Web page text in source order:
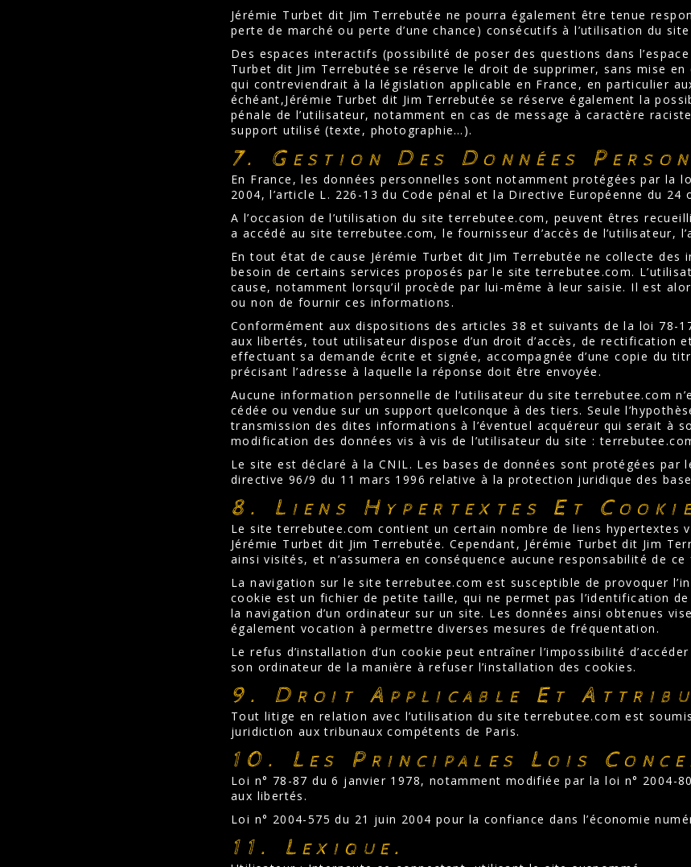
Jérémie Turbet dit Jim Terrebutée ne pourra également être tenue
perte de marché ou perte d’une chance) consécutifs à l’utilisation du
Des espaces interactifs (possibilité de poser des questions dans
Turbet dit Jim Terrebutée se réserve le droit de supprimer, sans mise
qui contreviendrait à la législation applicable en France, en particulier
échéant,Jérémie Turbet dit Jim Terrebutée se réserve également la
pénale de l’utilisateur, notamment en cas de message à caractère
support utilisé (texte, photographie…).
7. Gestion Des Données
En France, les données personnelles sont notamment protégées par la
2004, l’article L. 226-13 du Code pénal et la Directive Européenne du 24
A l’occasion de l’utilisation du site terrebutee.com, peuvent êtres
a accédé au site terrebutee.com, le fournisseur d’accès de l’utilisateur,
En tout état de cause Jérémie Turbet dit Jim Terrebutée ne collecte
besoin de certains services proposés par le site terrebutee.com.
cause, notamment lorsqu’il procède par lui-même à leur saisie. Il est
ou non de fournir ces informations.
Conformément aux dispositions des articles 38 et suivants de la loi 78-
aux libertés, tout utilisateur dispose d’un droit d’accès, de rectification
effectuant sa demande écrite et signée, accompagnée d’une copie du
précisant l’adresse à laquelle la réponse doit être envoyée.
Aucune information personnelle de l’utilisateur du site terrebutee.com
cédée ou vendue sur un support quelconque à des tiers. Seule
transmission des dites informations à l’éventuel acquéreur qui serait à
modification des données vis à vis de l’utilisateur du site :
Le site est déclaré à la CNIL. Les bases de données sont protégées
directive 96/9 du 11 mars 1996 relative à la protection juridique des
8. Liens Hypertextes Et
Le site terrebutee.com contient un certain nombre de liens hypertextes
Jérémie Turbet dit Jim Terrebutée. Cependant, Jérémie Turbet dit Jim
ainsi visités, et n’assumera en conséquence aucune responsabilité de ce
La navigation sur le site terrebutee.com est susceptible de provoquer
cookie est un fichier de petite taille, qui ne permet pas l’identification
la navigation d’un ordinateur sur un site. Les données ainsi obtenues
également vocation à permettre diverses mesures de fréquentation.
Le refus d’installation d’un cookie peut entraîner l’impossibilité
son ordinateur de la manière à refuser l’installation des cookies.
9. Droit Applicable Et
Tout litige en relation avec l’utilisation du site terrebutee.com est
juridiction aux tribunaux compétents de Paris.
10. Les Principales Lois
Loi n° 78-87 du 6 janvier 1978, notamment modifiée par la loi n° 2004-
aux libertés.
Loi n° 2004-575 du 21 juin 2004 pour la confiance dans l’économie
11. Lexique.